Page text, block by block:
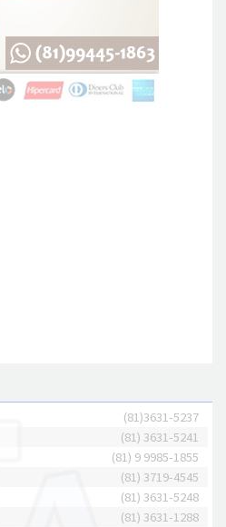
(81)3631-5237
(81) 3631-5241
(81) 9 9985-1855
(81) 3719-4545
(81) 3631-5248
(81) 3631-1288